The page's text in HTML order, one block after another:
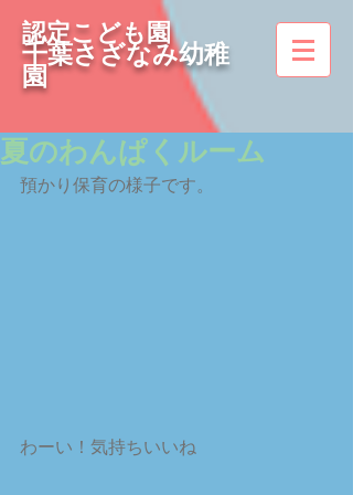
認定こども園
千葉さざなみ幼稚
園
夏のわんぱくルーム
預かり保育の様子です。
わーい！気持ちいいね